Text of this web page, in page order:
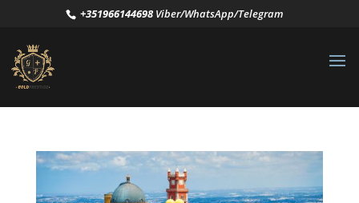
+351966144698Viber/WhatsApp/Telegram